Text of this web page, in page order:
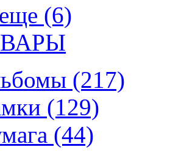
(6)
(217)
(129)
(44)